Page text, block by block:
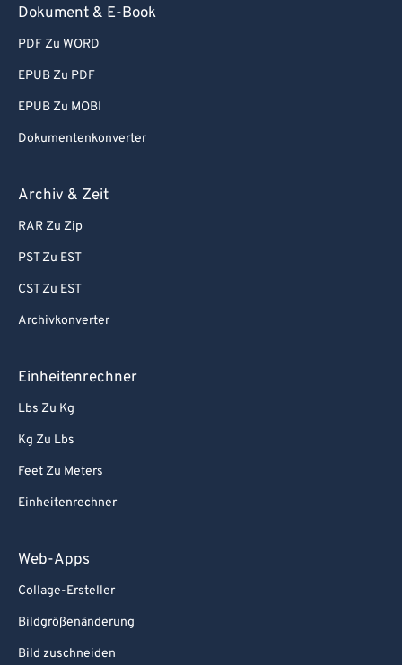
Dokument & E-Book
PDF Zu WORD
EPUB Zu PDF
EPUB Zu MOBI
Dokumentenkonverter
Archiv & Zeit
RAR Zu Zip
PST Zu EST
CST Zu EST
Archivkonverter
Einheitenrechner
Lbs Zu Kg
Kg Zu Lbs
Feet Zu Meters
Einheitenrechner
Web-Apps
Collage-Ersteller
Bildgrößenänderung
Bild zuschneiden